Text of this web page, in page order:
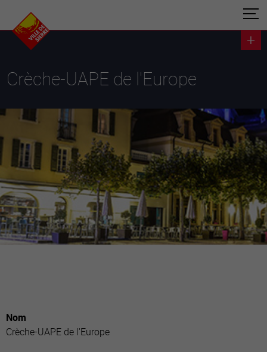
Crèche-UAPE de l'Europe
Nom
Crèche-UAPE de l'Europe